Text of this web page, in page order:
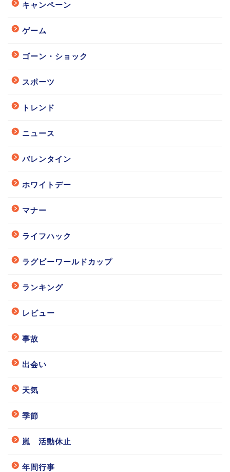
キャンペーン
ゲーム
ゴーン・ショック
スポーツ
トレンド
ニュース
バレンタイン
ホワイトデー
マナー
ライフハック
ラグビーワールドカップ
ランキング
レビュー
事故
出会い
天気
季節
嵐 活動休止
年間行事